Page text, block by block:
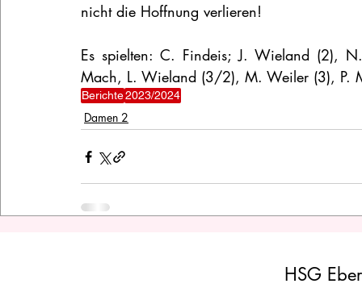
nicht die Hoffnung verlieren!
Es spielten: C. Findeis; J. Wieland (2),
Mach, L. Wieland (3/2), M. Weiler (3), P.
Berichte2023/2024
Damen 2
HSG